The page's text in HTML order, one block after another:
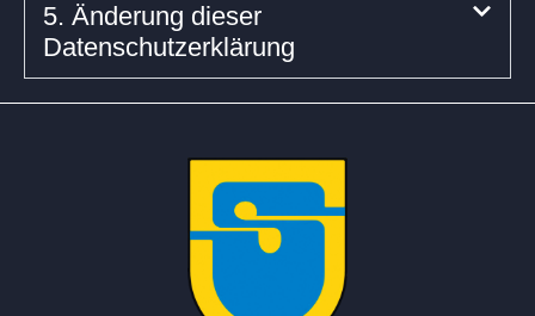
5. Änderung dieser
Datenschutzerklärung